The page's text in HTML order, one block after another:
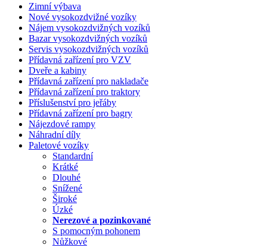
Zimní výbava
Nové vysokozdvižné vozíky
Nájem vysokozdvižných vozíků
Bazar vysokozdvižných vozíků
Servis vysokozdvižných vozíků
Přídavná zařízení pro VZV
Dveře a kabiny
Přídavná zařízení pro nakladače
Přídavná zařízení pro traktory
Příslušenství pro jeřáby
Přídavná zařízení pro bagry
Nájezdové rampy
Náhradní díly
Paletové vozíky
Standardní
Krátké
Dlouhé
Snížené
Široké
Úzké
Nerezové a pozinkované
S pomocným pohonem
Nůžkové